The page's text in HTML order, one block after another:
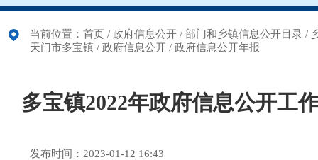
当前位置： 首页 / 政府信息公开 / 部门和乡镇信息公开目录 /
天门市多宝镇 / 政府信息公开 / 政府信息公开年报
多宝镇2022年政府信息公开工
发布时间：2023-01-12 16:43